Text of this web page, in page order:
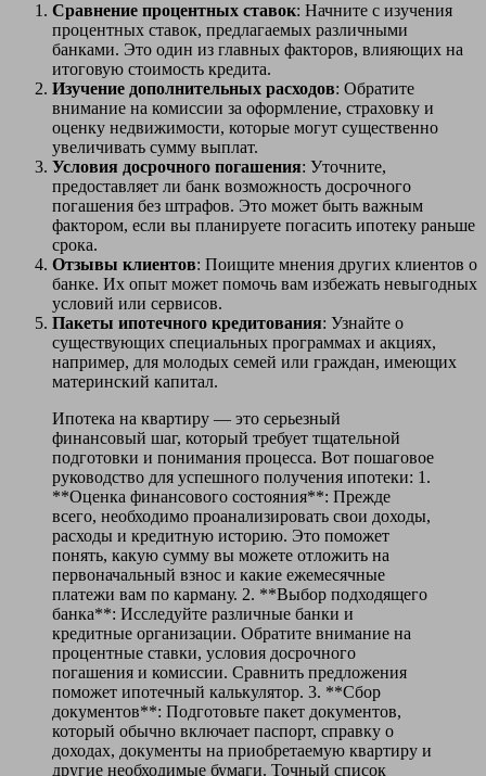
Сравнение процентных ставок: Начните с изучения
процентных ставок, предлагаемых различными
банками. Это один из главных факторов, влияющих на
итоговую стоимость кредита.
Изучение дополнительных расходов: Обратите
внимание на комиссии за оформление, страховку и
оценку недвижимости, которые могут существенно
увеличивать сумму выплат.
Условия досрочного погашения: Уточните,
предоставляет ли банк возможность досрочного
погашения без штрафов. Это может быть важным
фактором, если вы планируете погасить ипотеку раньше
срока.
Отзывы клиентов: Поищите мнения других клиентов о
банке. Их опыт может помочь вам избежать невыгодных
условий или сервисов.
Пакеты ипотечного кредитования: Узнайте о
существующих специальных программах и акциях,
например, для молодых семей или граждан, имеющих
материнский капитал.
Ипотека на квартиру — это серьезный
финансовый шаг, который требует тщательной
подготовки и понимания процесса. Вот пошаговое
руководство для успешного получения ипотеки: 1.
**Оценка финансового состояния**: Прежде
всего, необходимо проанализировать свои доходы,
расходы и кредитную историю. Это поможет
понять, какую сумму вы можете отложить на
первоначальный взнос и какие ежемесячные
платежи вам по карману. 2. **Выбор подходящего
банка**: Исследуйте различные банки и
кредитные организации. Обратите внимание на
процентные ставки, условия досрочного
погашения и комиссии. Сравнить предложения
поможет ипотечный калькулятор. 3. **Сбор
документов**: Подготовьте пакет документов,
который обычно включает паспорт, справку о
доходах, документы на приобретаемую квартиру и
другие необходимые бумаги. Точный список